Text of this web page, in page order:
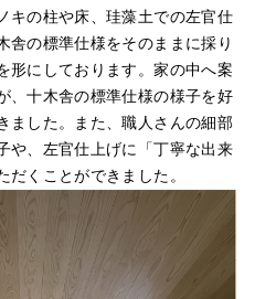
キの柱や床、珪藻土での左官仕
舎の標準仕様をそのままに採り
形にしております。家の中へ案
、十木舎の標準仕様の様子を好
ました。また、職人さんの細部
や、左官仕上げに「丁寧な出来
だくことができました。